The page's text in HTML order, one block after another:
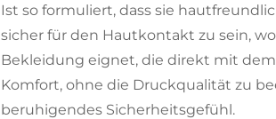
Ist so formuliert, dass sie
sicher für den Hautkontakt zu sein,
Bekleidung eignet, die direkt mit
Komfort, ohne die Druckqualität zu
beruhigendes Sicherheitsgefühl.